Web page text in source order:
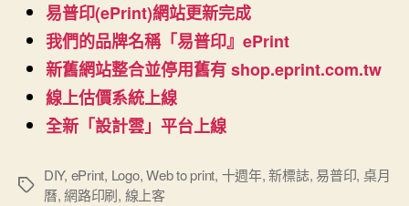
易普印(ePrint)網站更新完成
我們的品牌名稱「易普印』ePrint
新舊網站整合並停用舊有 shop.eprint.com.tw
線上估價系統上線
全新「設計雲」平台上線
標
DIY, ePrint, Logo,Web to print, 十週年,新標誌, 易普印, 桌月
曆,網路印刷, 線上客